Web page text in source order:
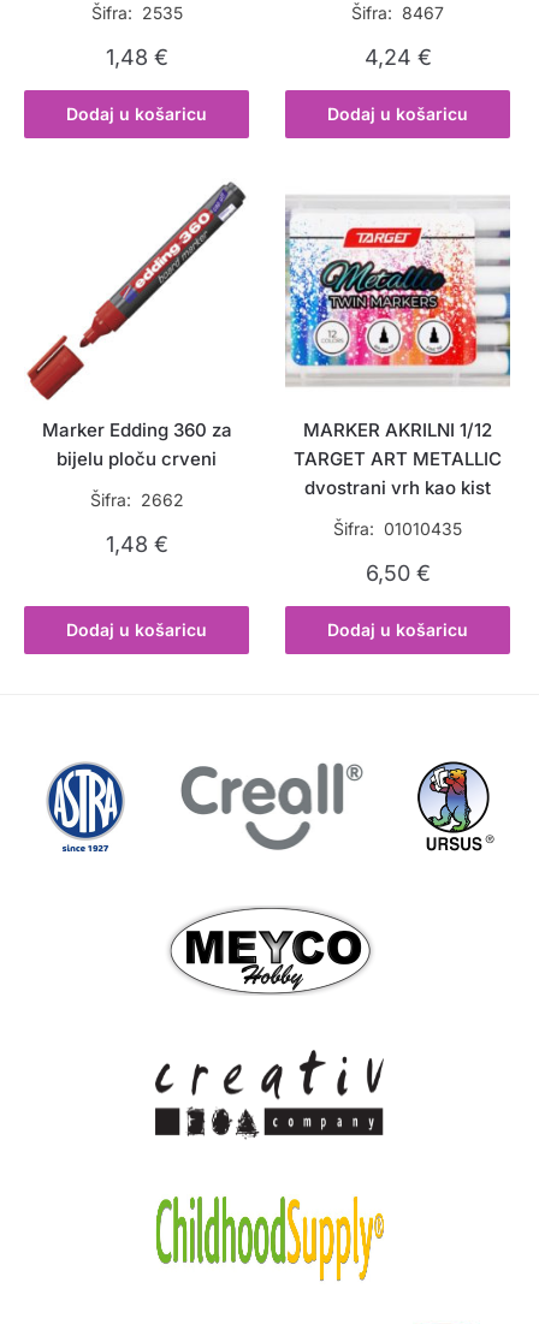
Šifra: 2535
1,48 €
Dodaj u košaricu
Šifra: 8467
4,24 €
Dodaj u košaricu
Marker Edding 360 za
bijelu ploču crveni
Šifra: 2662
1,48 €
Dodaj u košaricu
MARKER AKRILNI 1/12
TARGET ART METALLIC
dvostrani vrh kao kist
Šifra: 01010435
6,50 €
Dodaj u košaricu